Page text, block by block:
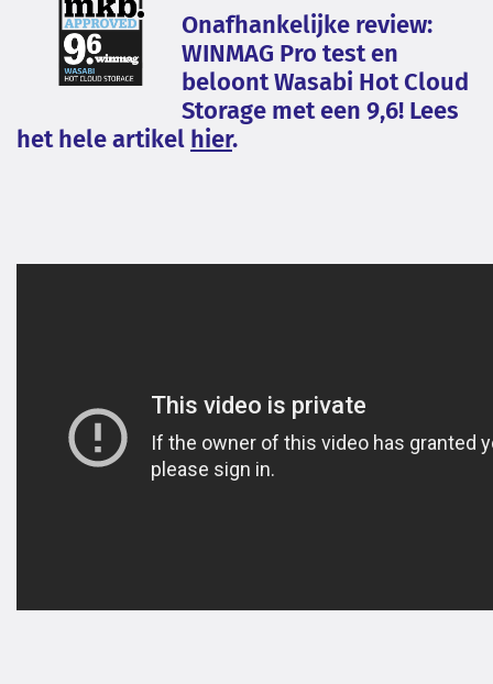
Onafhankelijke review:
WINMAG Pro test en
beloont Wasabi Hot Cloud
Storage met een 9,6! Lees
het hele artikel hier.